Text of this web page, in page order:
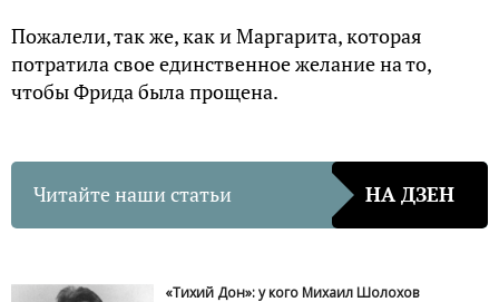
Пожалели, так же, как и Маргарита, которая
потратила свое единственное желание на то,
чтобы Фрида была прощена.
Читайте наши статьи НА ДЗЕН
«Тихий Дон»: у кого Михаил Шолохов